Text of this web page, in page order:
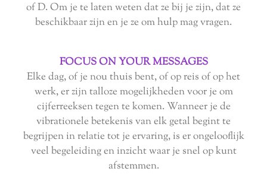
of D. Om je te laten weten dat ze bij je zijn, dat ze
beschikbaar zijn en je ze om hulp mag vragen.
FOCUS ON YOUR MESSAGES
Elke dag, of je nou thuis bent, of op reis of op het
werk, er zijn talloze mogelijkheden voor je om
cijferreeksen tegen te komen. Wanneer je de
vibrationele betekenis van elk getal begint te
begrijpen in relatie tot je ervaring, is er ongelooflijk
veel begeleiding en inzicht waar je snel op kunt
afstemmen.